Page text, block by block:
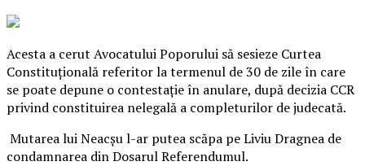
Acesta a cerut Avocatului Poporului să sesieze Curtea
Constituţională referitor la termenul de 30 de zile în care
se poate depune o contestaţie în anulare, după decizia CCR
privind constituirea nelegală a completurilor de judecată.
Mutarea lui Neacşu l-ar putea scăpa pe Liviu Dragnea de
condamnarea din Dosarul Referendumul.